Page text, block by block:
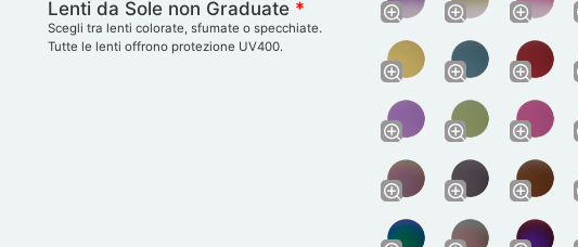
Lenti da Sole non Graduate *
Scegli tra lenti colorate, sfumate o specchiate.
Tutte le lenti offrono protezione UV400.